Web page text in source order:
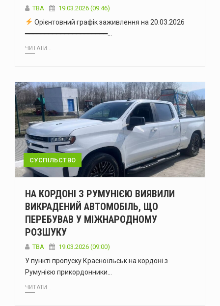
ТВА 19.03.2026 (09:46)
Орієнтовний графік заживлення на 20.03.2026
━━━━━━━━━━━━━━━━━━━━━…
ЧИТАТИ...
СУСПІЛЬСТВО
НА КОРДОНІ З РУМУНІЄЮ ВИЯВИЛИ
ВИКРАДЕНИЙ АВТОМОБІЛЬ, ЩО
ПЕРЕБУВАВ У МІЖНАРОДНОМУ
РОЗШУКУ
ТВА 19.03.2026 (09:00)
У пункті пропуску Красноїльськ на кордоні з
Румунією прикордонники…
ЧИТАТИ...